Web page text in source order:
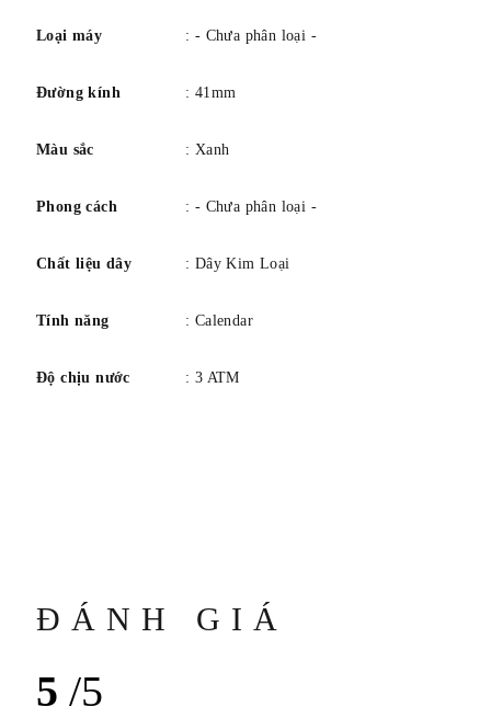
Loại máy : - Chưa phân loại -
Đường kính : 41mm
Màu sắc : Xanh
Phong cách : - Chưa phân loại -
Chất liệu dây : Dây Kim Loại
Tính năng : Calendar
Độ chịu nước : 3 ATM
ĐÁNH GIÁ
5 /5